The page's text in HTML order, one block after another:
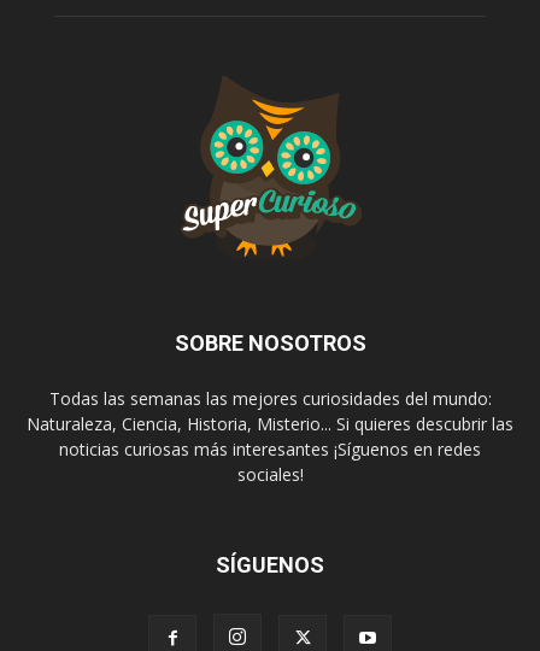
SOBRE NOSOTROS
Todas las semanas las mejores curiosidades del mundo:
Naturaleza, Ciencia, Historia, Misterio... Si quieres descubrir las
noticias curiosas más interesantes ¡Síguenos en redes
sociales!
SÍGUENOS